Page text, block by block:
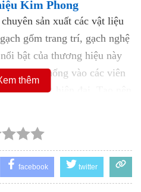
Kim Phong
sản xuất các vật liệu
gốm trang trí, gạch nghệ
bật của thương hiệu này
truyền thống vào các viên
sản xuất hiện đại. Tạo nên
lát Kim Phong
bền bỉ vượt trội
nhiều công nghệ hiện đại
thêm
facebook twitter